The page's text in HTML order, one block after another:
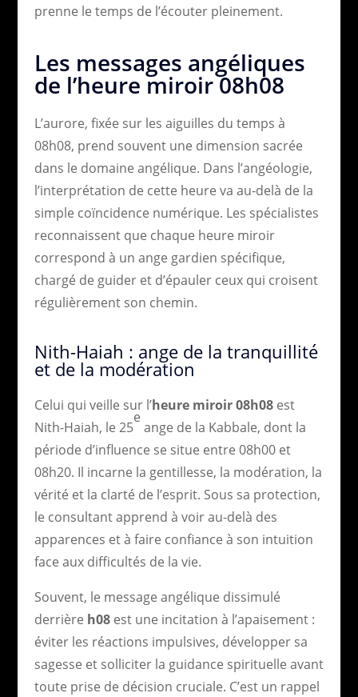
prenne le temps de l’écouter pleinement.
Les messages angéliques
de l’heure miroir 08h08
L’aurore, fixée sur les aiguilles du temps à
08h08, prend souvent une dimension sacrée
dans le domaine angélique. Dans l’angéologie,
l’interprétation de cette heure va au-delà de la
simple coïncidence numérique. Les spécialistes
reconnaissent que chaque heure miroir
correspond à un ange gardien spécifique,
chargé de guider et d’épauler ceux qui croisent
régulièrement son chemin.
Nith-Haiah : ange de la tranquillité
et de la modération
Celui qui veille sur l’heure miroir 08h08est
Nith-Haiah, le 25
e
ange de la Kabbale, dont la
période d’influence se situe entre 08h00 et
08h20. Il incarne la gentillesse, la modération, la
vérité et la clarté de l’esprit. Sous sa protection,
le consultant apprend à voir au-delà des
apparences et à faire confiance à son intuition
face aux difficultés de la vie.
Souvent, le message angélique dissimulé
derrière h08est une incitation à l’apaisement :
éviter les réactions impulsives, développer sa
sagesse et solliciter la guidance spirituelle avant
toute prise de décision cruciale. C’est un rappel